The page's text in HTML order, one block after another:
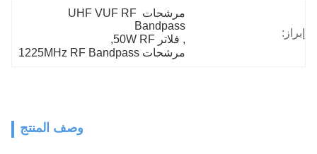
إبراز:
مرشحات UHF VUF RF
Bandpass
, فلاتر 50W RF
,
مرشحات 1225MHz RF Bandpass
وصف المنتج